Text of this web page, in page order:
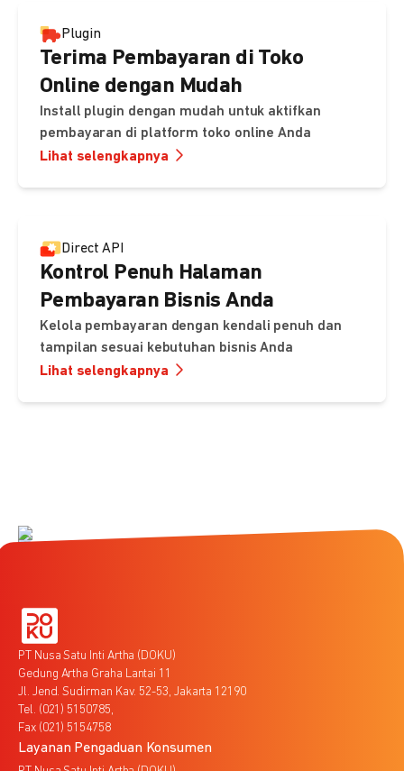
Plugin
Terima Pembayaran di Toko
Online dengan Mudah
Install plugin dengan mudah untuk aktifkan
pembayaran di platform toko online Anda
Lihat selengkapnya
Direct API
Kontrol Penuh Halaman
Pembayaran Bisnis Anda
Kelola pembayaran dengan kendali penuh dan
tampilan sesuai kebutuhan bisnis Anda
Lihat selengkapnya
PT Nusa Satu Inti Artha (DOKU)
Gedung Artha Graha Lantai 11
Jl. Jend. Sudirman Kav. 52-53, Jakarta 12190
Tel. (021) 5150785,
Fax (021) 5154758
Layanan Pengaduan Konsumen